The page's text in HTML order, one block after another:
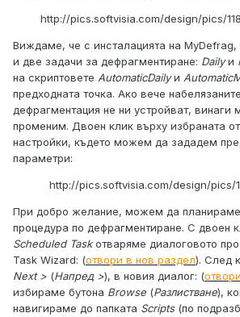
http://pics.softvisia.com/design/pics/
Виждаме, че с инсталацията на
и две задачи за дефрагментиране: Dailyи
на скриптовете AutomaticDailyи
предходната точка. Ако вече
дефрагментация не ни устройват, винаги
променим. Двоен клик върху избраната
настройки, където можем да зададем
параметри:
http://pics.softvisia.com/design/pics/
При добро желание, можем да планираме
процедура по дефрагментиране. С двоен
Scheduled Taskотваряме диалоговото
Task Wizard: (отвори в нов раздел). След
Next > (Напред >), в новия диалог: (
избираме бутона Browse (Разлистване),
навигираме до папката Scripts(по